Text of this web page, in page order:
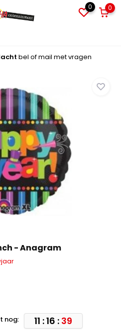
0 0
bel of mail met vragen
- Anagram
nog: 11 : 16 : 39